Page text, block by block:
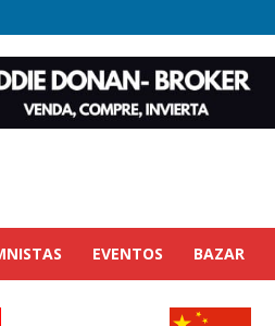
EVENTOS BAZAR